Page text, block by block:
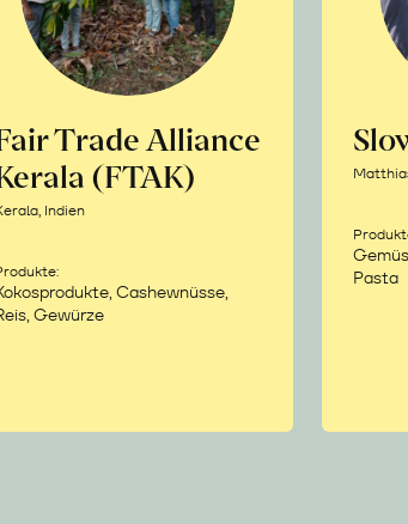
Trade Alliance
(FTAK)
Indien
Cashewnüsse,
Gewürze
Pasta